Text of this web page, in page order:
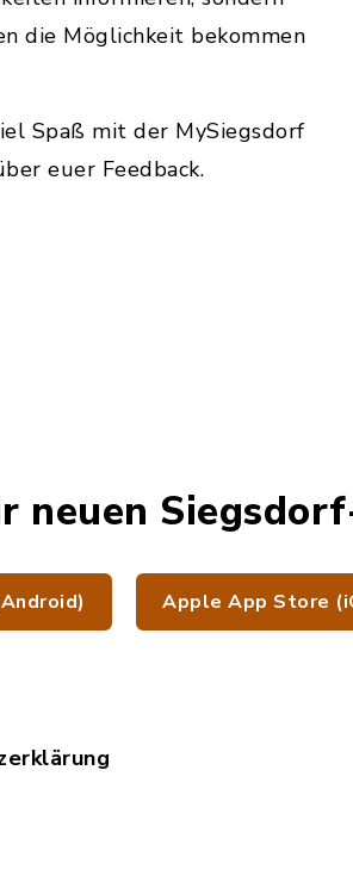
die Möglichkeit bekommen
Spaß mit der MySiegsdorf
euer Feedback.
neuen
Apple App Store